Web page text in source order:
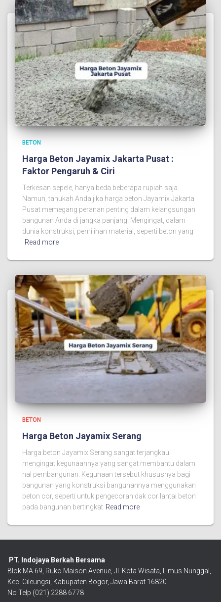
BETON
Harga Beton Jayamix Jakarta Pusat :
Faktor Pengaruh & Ciri
Terkesan sepele, hanya beda beberapa rupiah saja.
Namun, tahukah Anda jika harga beton Jayamix Jakarta
Pusat memegang peranan penting dalam kelangsungan
bangunan Anda di jangka panjang. Mengingat, dalam
dunia konstruksi, pemilihan material, seperti beton yang
Read more
BETON
Harga Beton Jayamix Serang
Harga beton Jayamix Serang sangat terjangkau
mengingat kegunaannya yang sangat membantu dalam
hal pembangunan. Kegunaan tersebut khususnya bagi
bangunan yang konstruksi bangunannya menggunakan
beton cor, seperti untuk pengecoran dak cor lantai beton
pada bangunan bertingkat Read more
PT. Indojaya Berkah Bersama
Blok MA 69, Ruko Maison Avenue, Jl. Kota Wisata, Limus Nunggal,
Kec. Cileungsi, Kabupaten Bogor, Jawa Barat 16820
No Telp (021) 2288 6778